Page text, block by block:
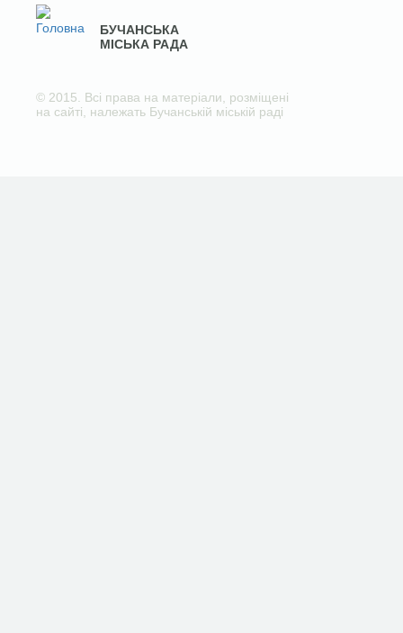
БУЧАНСЬКА
МІСЬКА РАДА
© 2015. Всі права на матеріали, розміщені
на сайті, належать Бучанській міській раді